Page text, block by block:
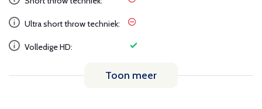
Ultra short throw techniek:
Volledige HD:
Toon meer